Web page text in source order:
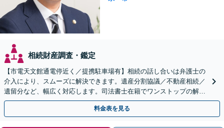
相続財産調査・鑑定
【市電天文館通電停近く／提携駐車場有】相続の話し合いは弁護士の
介入により、スムーズに解決できます。遺産分割協議／不動産相続／
遺留分など、幅広く対応します。司法書士在籍でワンストップの解決
が可能。【夜間・休日相談可能】
料金表を見る